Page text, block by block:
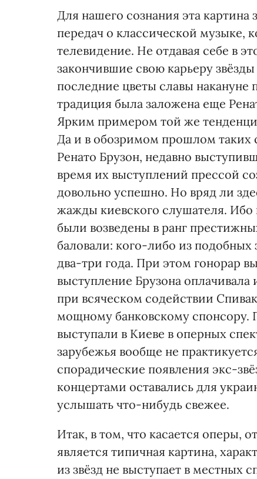
Для нашего сознания эта картина
передач о классической музыке,
телевидение. Не отдавая себе в
закончившие свою карьеру
последние цветы славы накануне
традиция была заложена еще
Ярким примером той же
Да и в обозримом прошлом таких
Ренато Брузон, недавно
время их выступлений прессой
довольно успешно. Но вряд ли
жажды киевского слушателя.
были возведены в ранг
баловали: кого-либо из подобных
два-три года. При этом гонорар
выступление Брузона
при всяческом содействии
мощному банковскому спонсору.
выступали в Киеве в оперных
зарубежья вообще не
спорадические появления экс-
концертами оставались для
услышать что-нибудь свежее.
Итак, в том, что касается оперы,
является типичная картина,
из звёзд не выступает в местных